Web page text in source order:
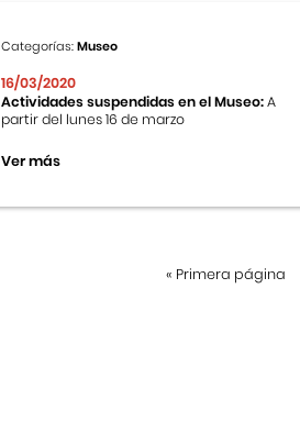
Categorías:Museo
16/03/2020
Actividades suspendidas en el Museo:A
partir del lunes 16 de marzo
Ver más
« Primera página